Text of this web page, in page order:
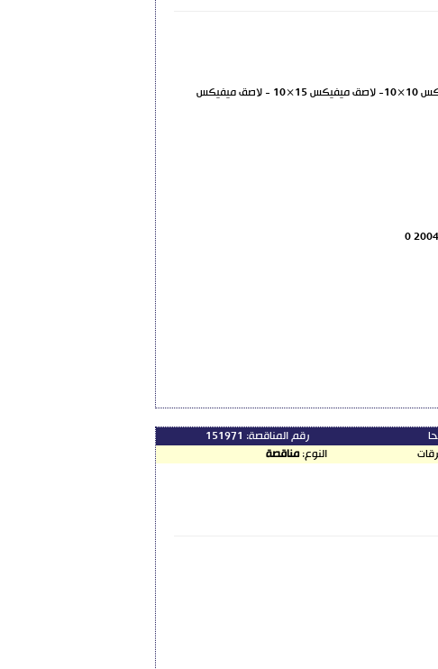
يعلن المشفى الوطني بطرطوس عن رغبته بإجراء طلب عروض للمرة الثانية لتقديم بلاستر 5×5- بلاستر 7.5×5- بلاستر 2.5×5 – لاصق ميفيكس 10×10- لاصق ميفيكس 15×10 - لاصق ميفيكس
رقم المناقصة:
النوع:مناقصة